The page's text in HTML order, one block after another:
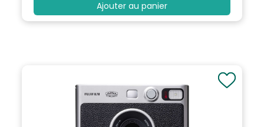
Ajouter au panier